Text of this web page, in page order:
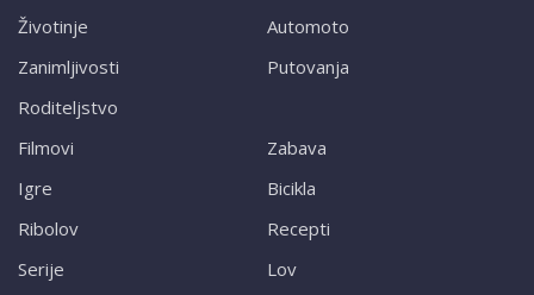
Životinje
Zanimljivosti
Roditeljstvo
Automoto
Putovanja
Filmovi
Igre
Ribolov
Serije
Zabava
Bicikla
Recepti
Lov